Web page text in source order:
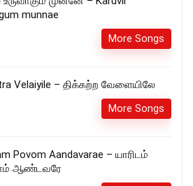
munnae
More Songs
Velaiyile – திக்கற்ற வேளையிலே
More Songs
Povom Aandavarae – யாரிடம்
ஆண்டவரே